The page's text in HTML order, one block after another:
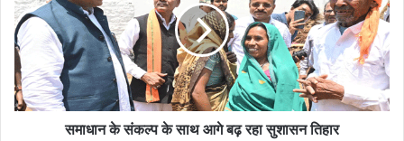
समाधान के संकल्प के साथ आगे बढ़ रहा सुशासन तिहार